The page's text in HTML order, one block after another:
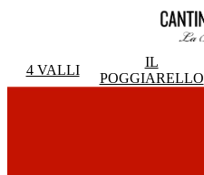
4 VALLI
IL
POGGIARELLO